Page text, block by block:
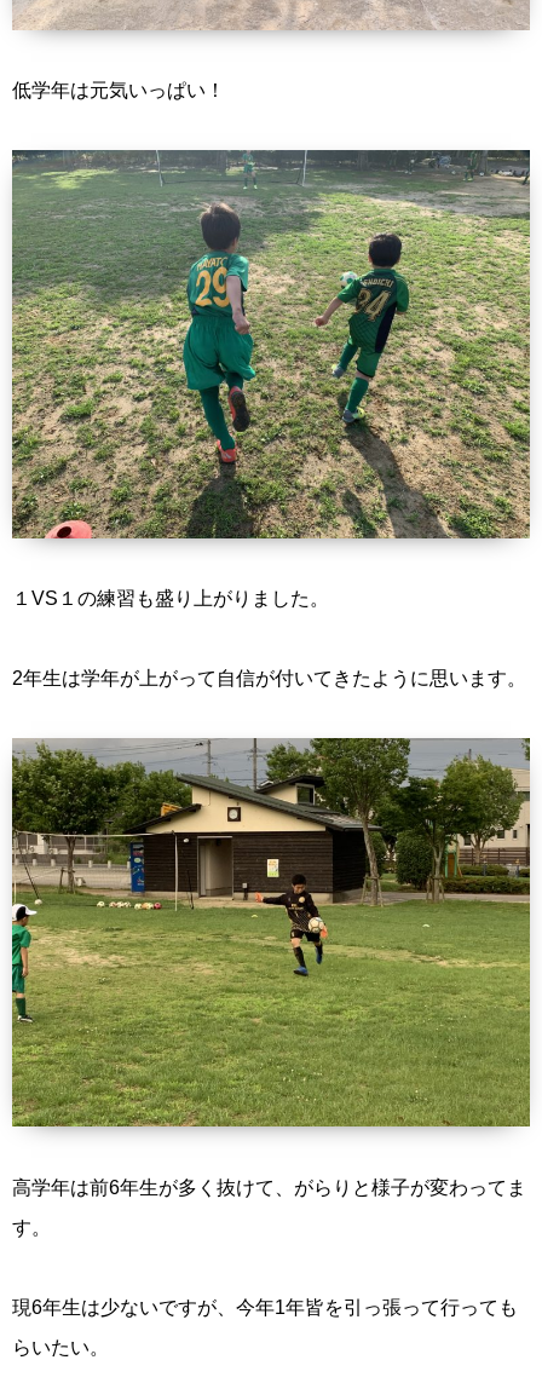
低学年は元気いっぱい！
１VS１の練習も盛り上がりました。
2年生は学年が上がって自信が付いてきたように思います。
高学年は前6年生が多く抜けて、がらりと様子が変わってま
す。
現6年生は少ないですが、今年1年皆を引っ張って行っても
らいたい。